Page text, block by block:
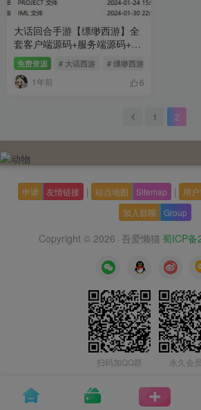
大话回合手游【缥缈西游】全
套客户端源码+服务端源码+网
关源码+后台源码
免费资源 # 大话西游 # 缥缈西游
1年前 6
1 2
申请 友情链接 | 站点地图 Sitemap | 用
加入群聊 Group
Copyright © 2026 · 吾爱懒猫 蜀ICP
扫码加QQ群 永久会